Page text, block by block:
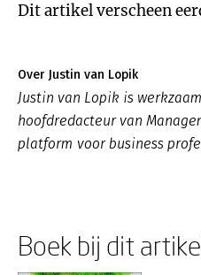
Dit artikel verscheen
Over Justin van Lopik
Justin van Lopik is
hoofdredacteur van
platform voor business
Boek bij dit